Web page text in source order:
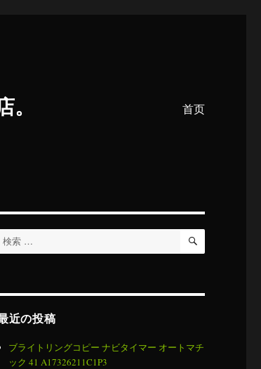
首页
検
検
近の投稿
ブライトリングコピー ナビタイマー オートマチ
ック 41 A17326211C1P3